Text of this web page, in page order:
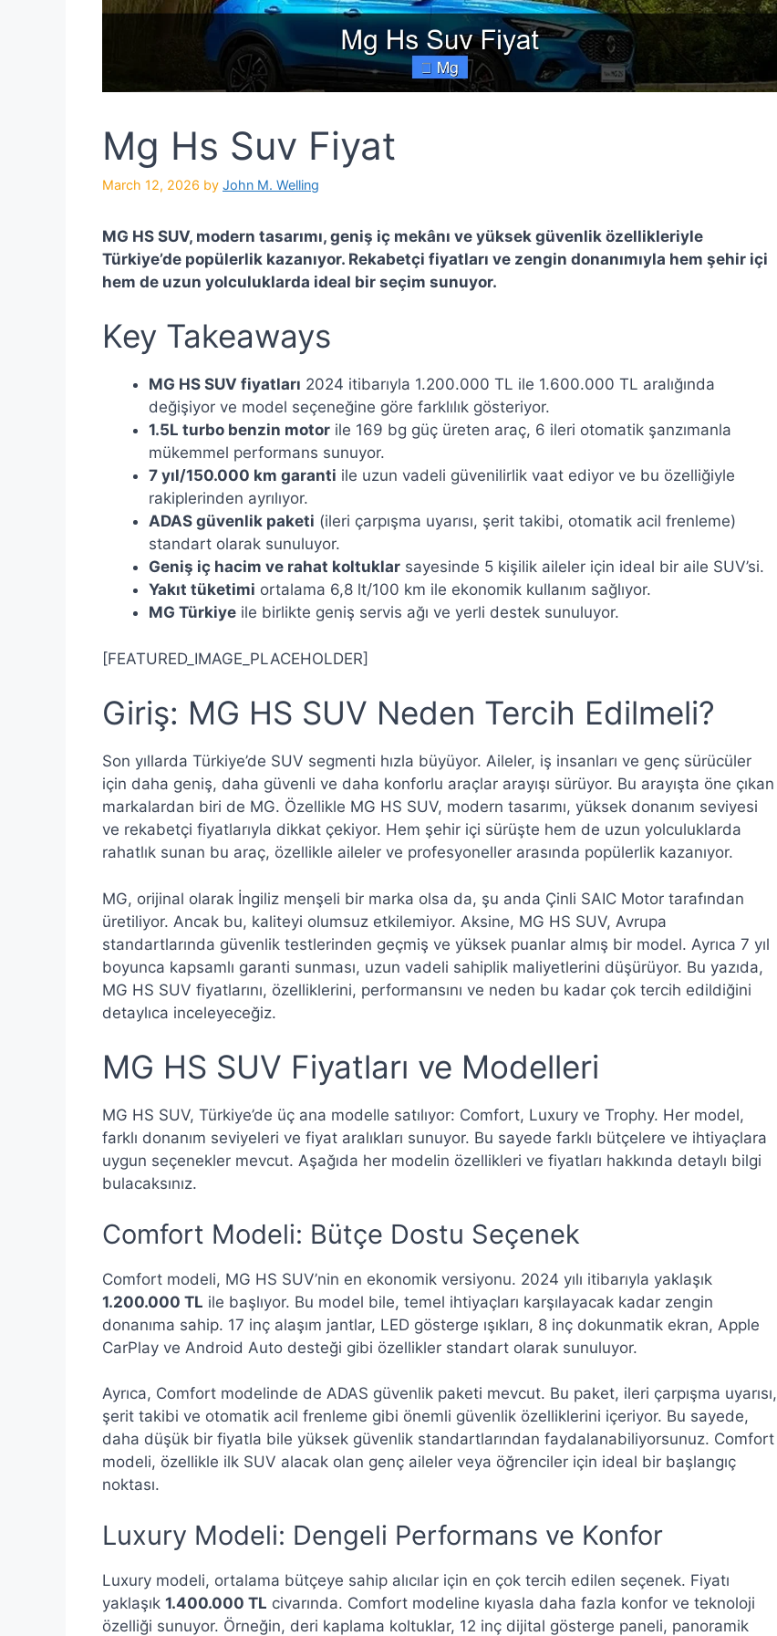
Mg Hs Suv Fiyat
March 12, 2026 by John M. Welling
MG HS SUV, modern tasarımı, geniş iç mekânı ve yüksek güvenlik özellikleriyle
Türkiye’de popülerlik kazanıyor. Rekabetçi fiyatları ve zengin donanımıyla hem şehir içi
hem de uzun yolculuklarda ideal bir seçim sunuyor.
Key Takeaways
MG HS SUV fiyatları 2024 itibarıyla 1.200.000 TL ile 1.600.000 TL aralığında
değişiyor ve model seçeneğine göre farklılık gösteriyor.
1.5L turbo benzin motor ile 169 bg güç üreten araç, 6 ileri otomatik şanzımanla
mükemmel performans sunuyor.
7 yıl/150.000 km garanti ile uzun vadeli güvenilirlik vaat ediyor ve bu özelliğiyle
rakiplerinden ayrılıyor.
ADAS güvenlik paketi (ileri çarpışma uyarısı, şerit takibi, otomatik acil frenleme)
standart olarak sunuluyor.
Geniş iç hacim ve rahat koltuklar sayesinde 5 kişilik aileler için ideal bir aile SUV’si.
Yakıt tüketimi ortalama 6,8 lt/100 km ile ekonomik kullanım sağlıyor.
MG Türkiye ile birlikte geniş servis ağı ve yerli destek sunuluyor.
[FEATURED_IMAGE_PLACEHOLDER]
Giriş: MG HS SUV Neden Tercih Edilmeli?
Son yıllarda Türkiye’de SUV segmenti hızla büyüyor. Aileler, iş insanları ve genç sürücüler
için daha geniş, daha güvenli ve daha konforlu araçlar arayışı sürüyor. Bu arayışta öne çıkan
markalardan biri de MG. Özellikle MG HS SUV, modern tasarımı, yüksek donanım seviyesi
ve rekabetçi fiyatlarıyla dikkat çekiyor. Hem şehir içi sürüşte hem de uzun yolculuklarda
rahatlık sunan bu araç, özellikle aileler ve profesyoneller arasında popülerlik kazanıyor.
MG, orijinal olarak İngiliz menşeli bir marka olsa da, şu anda Çinli SAIC Motor tarafından
üretiliyor. Ancak bu, kaliteyi olumsuz etkilemiyor. Aksine, MG HS SUV, Avrupa
standartlarında güvenlik testlerinden geçmiş ve yüksek puanlar almış bir model. Ayrıca 7 yıl
boyunca kapsamlı garanti sunması, uzun vadeli sahiplik maliyetlerini düşürüyor. Bu yazıda,
MG HS SUV fiyatlarını, özelliklerini, performansını ve neden bu kadar çok tercih edildiğini
detaylıca inceleyeceğiz.
MG HS SUV Fiyatları ve Modelleri
MG HS SUV, Türkiye’de üç ana modelle satılıyor: Comfort, Luxury ve Trophy. Her model,
farklı donanım seviyeleri ve fiyat aralıkları sunuyor. Bu sayede farklı bütçelere ve ihtiyaçlara
uygun seçenekler mevcut. Aşağıda her modelin özellikleri ve fiyatları hakkında detaylı bilgi
bulacaksınız.
Comfort Modeli: Bütçe Dostu Seçenek
Comfort modeli, MG HS SUV’nin en ekonomik versiyonu. 2024 yılı itibarıyla yaklaşık
1.200.000 TL ile başlıyor. Bu model bile, temel ihtiyaçları karşılayacak kadar zengin
donanıma sahip. 17 inç alaşım jantlar, LED gösterge ışıkları, 8 inç dokunmatik ekran, Apple
CarPlay ve Android Auto desteği gibi özellikler standart olarak sunuluyor.
Ayrıca, Comfort modelinde de ADAS güvenlik paketi mevcut. Bu paket, ileri çarpışma uyarısı,
şerit takibi ve otomatik acil frenleme gibi önemli güvenlik özelliklerini içeriyor. Bu sayede,
daha düşük bir fiyatla bile yüksek güvenlik standartlarından faydalanabiliyorsunuz. Comfort
modeli, özellikle ilk SUV alacak olan genç aileler veya öğrenciler için ideal bir başlangıç
noktası.
Luxury Modeli: Dengeli Performans ve Konfor
Luxury modeli, ortalama bütçeye sahip alıcılar için en çok tercih edilen seçenek. Fiyatı
yaklaşık 1.400.000 TL civarında. Comfort modeline kıyasla daha fazla konfor ve teknoloji
özelliği sunuyor. Örneğin, deri kaplama koltuklar, 12 inç dijital gösterge paneli, panoramik